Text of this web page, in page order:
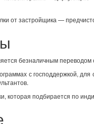
от застройщика —
безналичным
с господдержкой,
которая подбирается по